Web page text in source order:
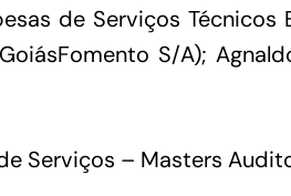
de Serviços
S/A);
Serviços – Masters